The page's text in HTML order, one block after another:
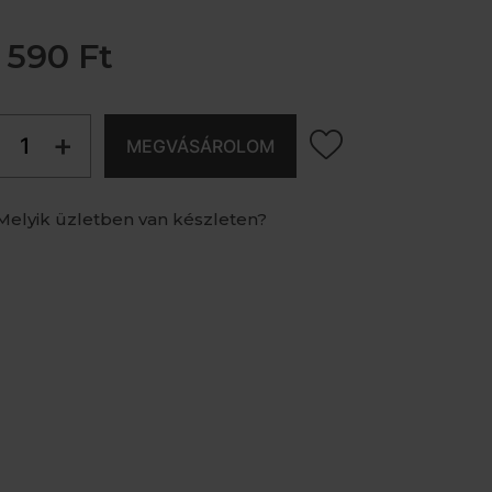
590 Ft
+ MEGVÁSÁROLOM
üzletben van készleten?